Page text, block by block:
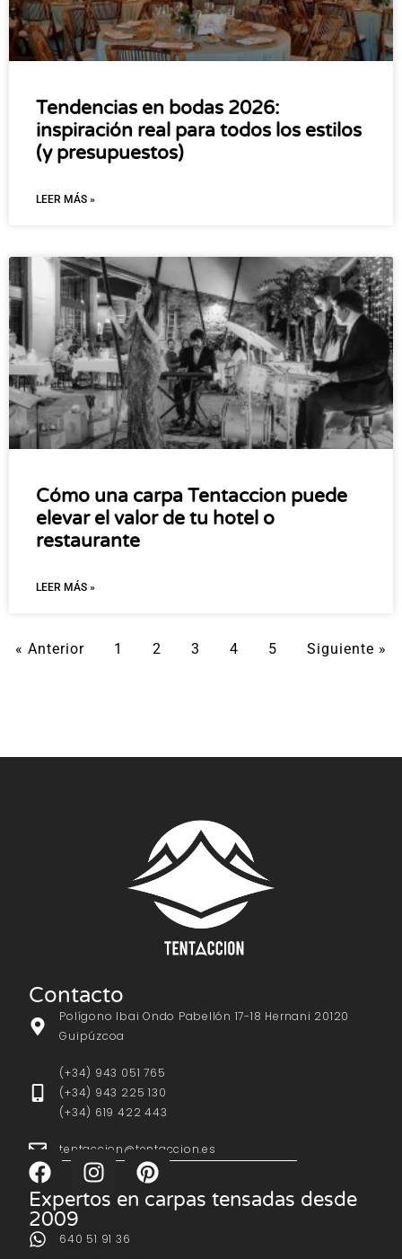
Tendencias en bodas 2026:
inspiración real para todos los estilos
(y presupuestos)
LEER MÁS »
Cómo una carpa Tentaccion puede
elevar el valor de tu hotel o
restaurante
LEER MÁS »
« Anterior 1 2 3 4 5 Siguiente »
Contacto
Polígono Ibai Ondo Pabellón 17-18 Hernani 20120
Guipúzcoa
(+34) 943 051 765
(+34) 943 225 130
(+34) 619 422 443
tentaccion@tentaccion.es
Expertos en carpas tensadas desde
2009
640 51 91 36